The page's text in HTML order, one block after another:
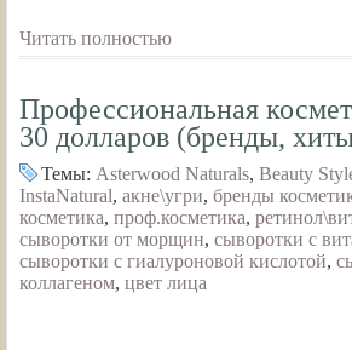
Читать полностью
Профессиональная
30 долларов (бренды,
Темы: Asterwood Naturals, Beauty
InstaNatural, акне\угри, бренды
косметика, проф.косметика,
сыворотки от морщин, сыворотки с
сыворотки с гиалуроновой кислотой,
коллагеном, цвет лица